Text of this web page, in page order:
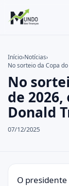
Economia
Finanças
Buscar
Buscar por:
Pressione
Início›Notícias›
No sorteio da Copa
No
de
Donald
07/12/2025
O presidente